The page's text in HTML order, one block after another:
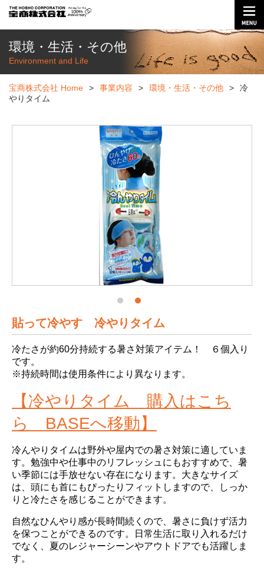
環境・生活・その他
Environment and Life
宝商株式会社 Home > 事業内容 > 環境・生活・その他 >
冷
やりタイム
貼って冷やす 冷やりタイム
冷たさが約60分持続する暑さ対策アイテム！ ６個入り
です。
※持続時間は使用条件により異なります。
【冷やりタイム 購入はこち
ら BASEへ移動】
冷んやりタイムは野外や屋内での暑さ対策に適していま
す。勉強中や仕事中のリフレッシュにもおすすめで、暑
い季節には手放せない存在になります。大きなサイズ
は、頭にも首にもぴったりフィットしますので、しっか
りと冷たさを感じることができます。
自然なひんやり感が長時間続くので、暑さに負けず活力
を保つことができるのです。日常生活に取り入れるだけ
でなく、夏のレジャーシーンやアウトドアでも活躍しま
す。